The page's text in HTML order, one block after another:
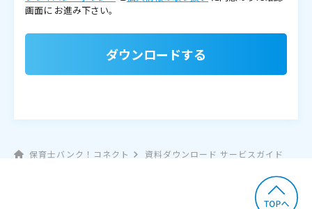
画面に お進み下さい。
ダウンロードする
保育士バンク！コネクト 資料ダウンロード サービスガイド